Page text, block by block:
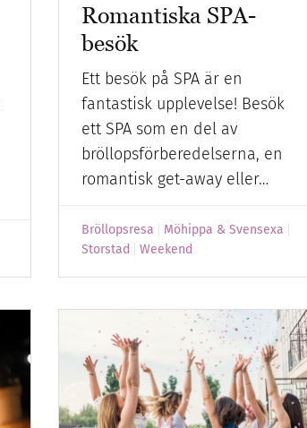
Romantiska SPA-
besök
Ett besök på SPA är en
fantastisk upplevelse! Besök
ett SPA som en del av
bröllopsförberedelserna, en
romantisk get-away eller…
Bröllopsresa
Möhippa & Svensexa
Storstad
Weekend